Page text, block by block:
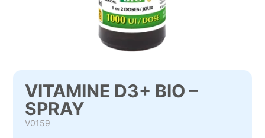
VITAMINE D3+ BIO –
SPRAY
V0159